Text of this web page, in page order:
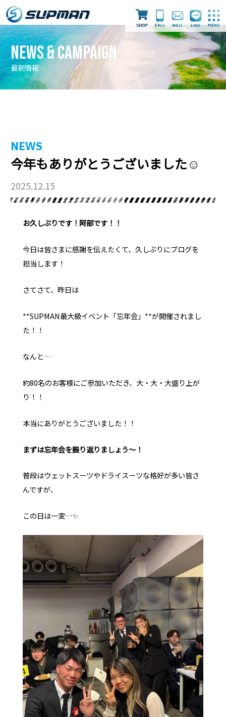
お問い合わせ オンラインストア YouTube
News & Campaign
最新情報
NEWS
今年もありがとうございました☺
2025.12.15
お久しぶりです！阿部です！！
今日は皆さまに感謝を伝えたくて、久しぶりにブログを
担当します！
さてさて、昨日は
**SUPMAN最大級イベント「忘年会」**が開催されまし
た！！
なんと…
約80名のお客様にご参加いただき、大・大・大盛り上が
り！！
本当にありがとうございました！！
まずは忘年会を振り返りましょう〜！
普段はウェットスーツやドライスーツな格好が多い皆さ
んですが、
この日は一変…✨